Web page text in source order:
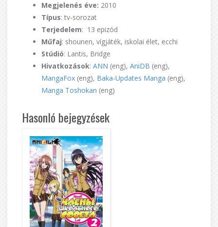
Megjelenés éve: 2010
Típus: tv-sorozat
Terjedelem: 13 epizód
Műfaj: shounen, vígjáték, iskolai élet, ecchi
Stúdió: Lantis, Bridge
Hivatkozások: ANN (eng), AniDB (eng),
MangaFox (eng), Baka-Updates Manga (eng),
Manga Toshokan (eng)
Hasonló bejegyzések